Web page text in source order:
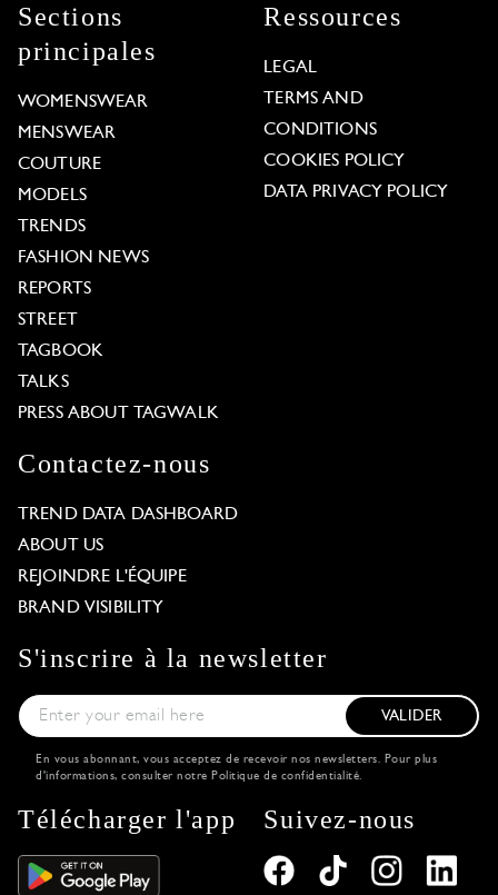
Sections
principales
WOMENSWEAR
MENSWEAR
COUTURE
MODELS
TRENDS
FASHION NEWS
REPORTS
STREET
TAGBOOK
TALKS
PRESS ABOUT TAGWALK
Ressources
LEGAL
TERMS AND
CONDITIONS
COOKIES POLICY
DATA PRIVACY POLICY
Contactez-nous
TREND DATA DASHBOARD
ABOUT US
REJOINDRE L'ÉQUIPE
BRAND VISIBILITY
S'inscrire à la newsletter
VALIDER
En vous abonnant, vous acceptez de recevoir nos newsletters. Pour plus
d'informations, consulter notre Politique de confidentialité.
Télécharger l'app Suivez-nous